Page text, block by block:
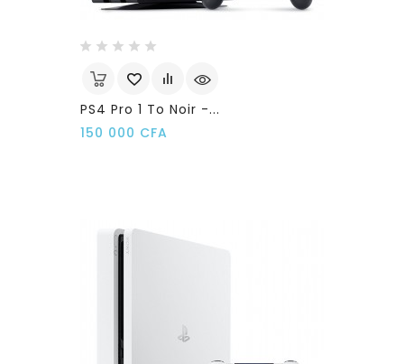
PS4 Pro 1 To Noir -...
150 000 CFA